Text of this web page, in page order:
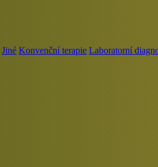
Jiné Konvenční terapie Laboratorní